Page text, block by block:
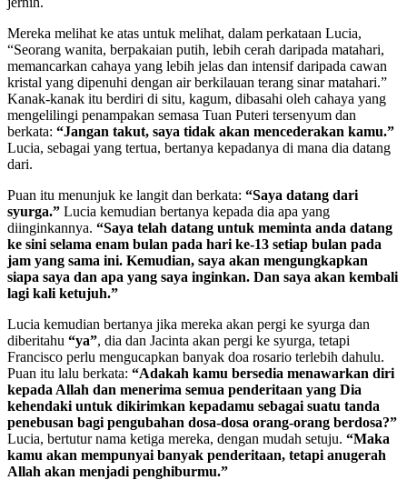
Mereka melihat ke atas untuk melihat, dalam perkataan Lucia,
“Seorang wanita, berpakaian putih, lebih cerah daripada matahari,
memancarkan cahaya yang lebih jelas dan intensif daripada cawan
kristal yang dipenuhi dengan air berkilauan terang sinar matahari.”
Kanak-kanak itu berdiri di situ, kagum, dibasahi oleh cahaya yang
mengelilingi penampakan semasa Tuan Puteri tersenyum dan
berkata: “Jangan takut, saya tidak akan mencederakan kamu.”
Lucia, sebagai yang tertua, bertanya kepadanya di mana dia datang
dari.
Puan itu menunjuk ke langit dan berkata: “Saya datang dari
syurga.” Lucia kemudian bertanya kepada dia apa yang
diinginkannya. “Saya telah datang untuk meminta anda datang
ke sini selama enam bulan pada hari ke-13 setiap bulan pada
jam yang sama ini. Kemudian, saya akan mengungkapkan
siapa saya dan apa yang saya inginkan. Dan saya akan kembali
lagi kali ketujuh.”
Lucia kemudian bertanya jika mereka akan pergi ke syurga dan
diberitahu “ya”, dia dan Jacinta akan pergi ke syurga, tetapi
Francisco perlu mengucapkan banyak doa rosario terlebih dahulu.
Puan itu lalu berkata: “Adakah kamu bersedia menawarkan diri
kepada Allah dan menerima semua penderitaan yang Dia
kehendaki untuk dikirimkan kepadamu sebagai suatu tanda
penebusan bagi pengubahan dosa-dosa orang-orang berdosa?”
Lucia, bertutur nama ketiga mereka, dengan mudah setuju. “Maka
kamu akan mempunyai banyak penderitaan, tetapi anugerah
Allah akan menjadi penghiburmu.”